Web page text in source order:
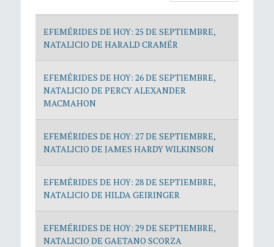
EFEMÉRIDES DE HOY: 25 DE SEPTIEMBRE,
NATALICIO DE HARALD CRAMÉR
EFEMÉRIDES DE HOY: 26 DE SEPTIEMBRE,
NATALICIO DE PERCY ALEXANDER
MACMAHON
EFEMÉRIDES DE HOY: 27 DE SEPTIEMBRE,
NATALICIO DE JAMES HARDY WILKINSON
EFEMÉRIDES DE HOY: 28 DE SEPTIEMBRE,
NATALICIO DE HILDA GEIRINGER
EFEMÉRIDES DE HOY: 29 DE SEPTIEMBRE,
NATALICIO DE GAETANO SCORZA